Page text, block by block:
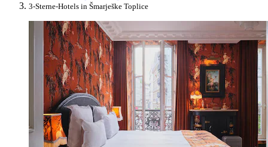
3-Sterne-Hotels in Šmarješke Toplice